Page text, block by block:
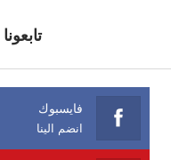
تابعونا
فايسبوك
انضم الينا